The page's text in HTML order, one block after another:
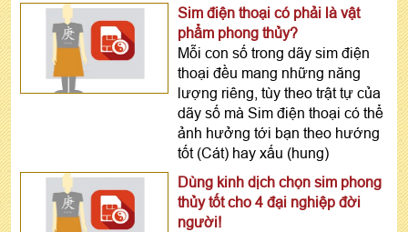
Sim điện thoại có phải là vật
phẩm phong thủy?
Mỗi con số trong dãy sim điện
thoại đều mang những năng
lượng riêng, tùy theo trật tự của
dãy số mà Sim điện thoại có thể
ảnh hưởng tới bạn theo hướng
tốt (Cát) hay xấu (hung)
Dùng kinh dịch chọn sim phong
thủy tốt cho 4 đại nghiệp đời
người!